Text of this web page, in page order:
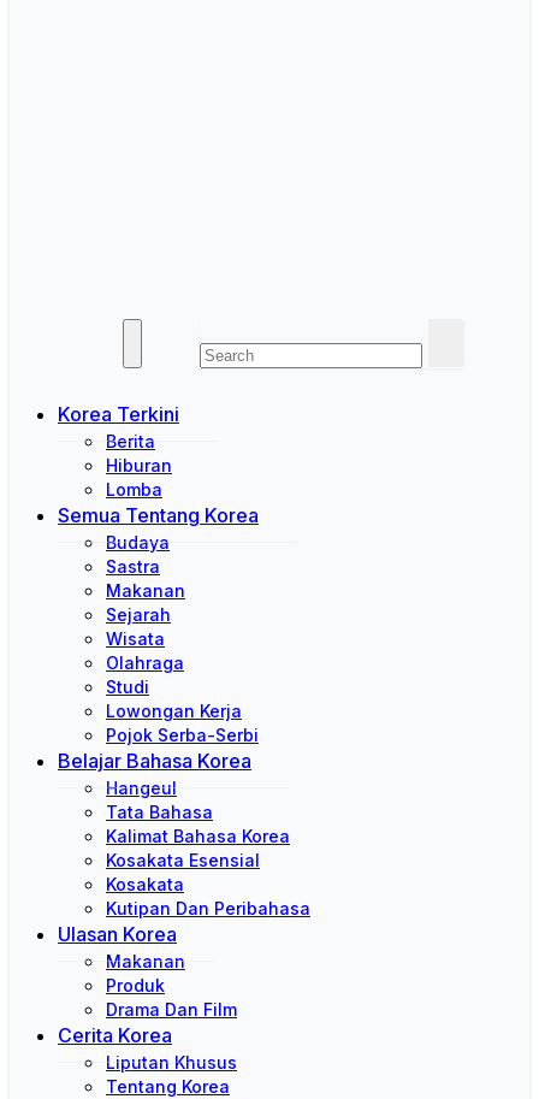
Korea Terkini
Berita
Hiburan
Lomba
Semua Tentang Korea
Budaya
Sastra
Makanan
Sejarah
Wisata
Olahraga
Studi
Lowongan Kerja
Pojok Serba-Serbi
Belajar Bahasa Korea
Hangeul
Tata Bahasa
Kalimat Bahasa Korea
Kosakata Esensial
Kosakata
Kutipan Dan Peribahasa
Ulasan Korea
Makanan
Produk
Drama Dan Film
Cerita Korea
Liputan Khusus
Tentang Korea